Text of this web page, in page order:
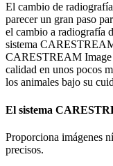
El cambio de
parecer un gran paso
el cambio a radiografía
sistema
CARESTREAM Image
calidad en unos pocos
los animales bajo su
El sistema
Proporciona imágenes
precisos.